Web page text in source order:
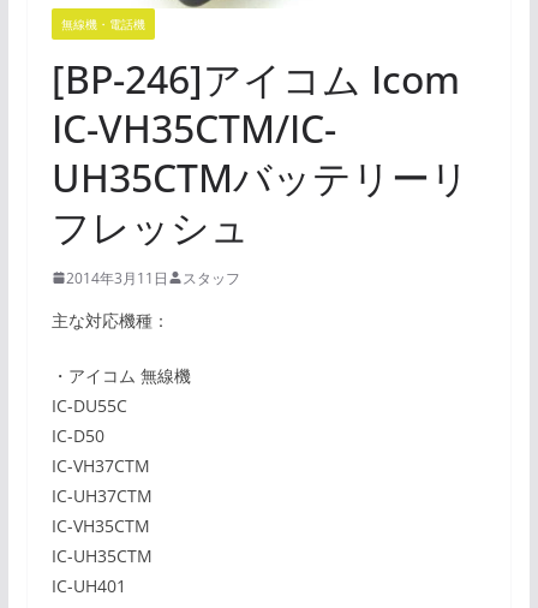
無線機・電話機
[BP-246]アイコム Icom
IC-VH35CTM/IC-
UH35CTMバッテリーリ
フレッシュ
2014年3月11日 スタッフ
主な対応機種：
・アイコム 無線機
IC-DU55C
IC-D50
IC-VH37CTM
IC-UH37CTM
IC-VH35CTM
IC-UH35CTM
IC-UH401